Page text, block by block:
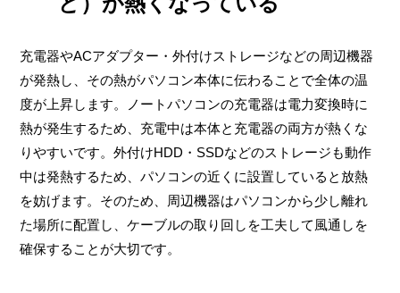
充電器やACアダプター・外付けストレージなどの周辺機器
が発熱し、その熱がパソコン本体に伝わることで全体の温
度が上昇します。ノートパソコンの充電器は電力変換時に
熱が発生するため、充電中は本体と充電器の両方が熱くな
りやすいです。外付けHDD・SSDなどのストレージも動作
中は発熱するため、パソコンの近くに設置していると放熱
を妨げます。そのため、周辺機器はパソコンから少し離れ
た場所に配置し、ケーブルの取り回しを工夫して風通しを
確保することが大切です。